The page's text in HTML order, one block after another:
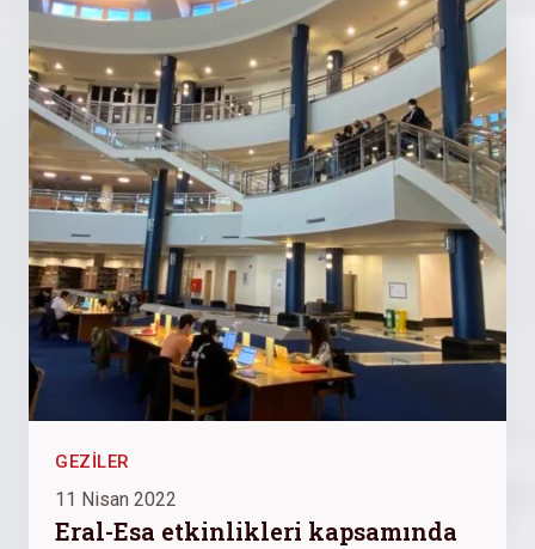
GEZILER
11 Nisan 2022
Eral-Esa etkinlikleri kapsamında